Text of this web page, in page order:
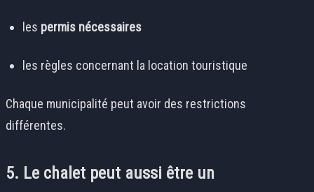
les permis nécessaires
les règles concernant la location touristique
Chaque municipalité peut avoir des restrictions
différentes.
5. Le chalet peut aussi être un